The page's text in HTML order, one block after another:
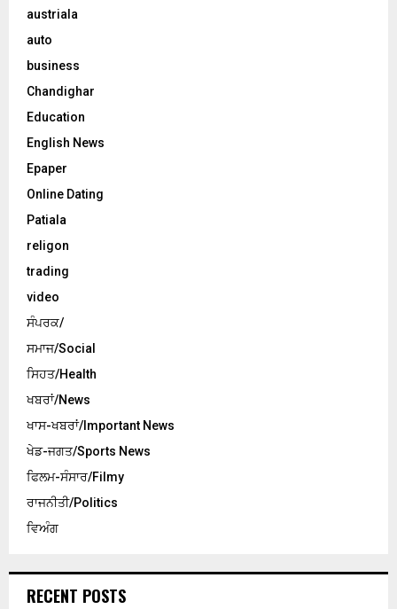
austriala
auto
business
Chandighar
Education
English News
Epaper
Online Dating
Patiala
religon
trading
video
ਸੰਪਰਕ/
ਸਮਾਜ/Social
ਸਿਹਤ/Health
ਖਬਰਾਂ/News
ਖਾਸ-ਖਬਰਾਂ/Important News
ਖੇਡ-ਜਗਤ/Sports News
ਫਿਲਮ-ਸੰਸਾਰ/Filmy
ਰਾਜਨੀਤੀ/Politics
ਵਿਅੰਗ
RECENT POSTS